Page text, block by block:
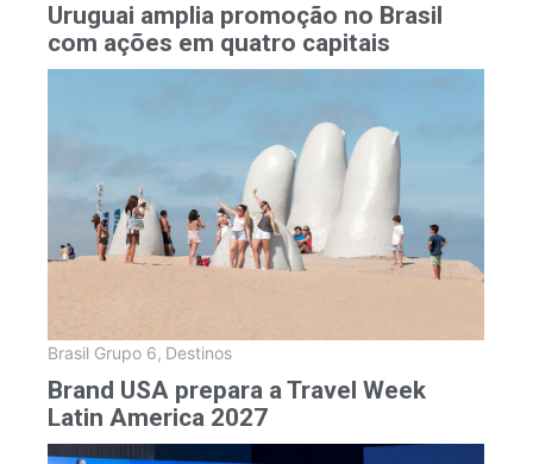
Uruguai amplia promoção no Brasil
com ações em quatro capitais
Brasil Grupo 6, Destinos
Brand USA prepara a Travel Week
Latin America 2027